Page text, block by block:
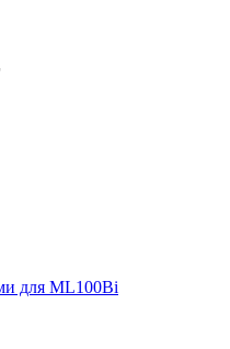
для ML100Bi